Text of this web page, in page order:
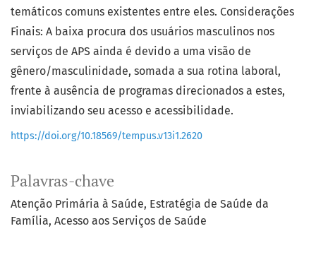
Palavras-chave
Atenção Primária à Saúde Estratégia de Saúde da
Família Acesso aos Serviços de Saúde
temáticos comuns existentes entre eles. Considerações
Finais: A baixa procura dos usuários masculinos nos
serviços de APS ainda é devido a uma visão de
gênero/masculinidade, somada a sua rotina laboral,
frente à ausência de programas direcionados a estes,
inviabilizando seu acesso e acessibilidade.
https://doi.org/10.18569/tempus.v13i1.2620